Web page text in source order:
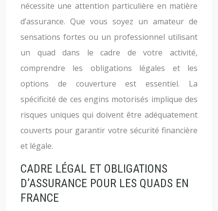
nécessite une attention particulière en matière
d’assurance. Que vous soyez un amateur de
sensations fortes ou un professionnel utilisant
un quad dans le cadre de votre activité,
comprendre les obligations légales et les
options de couverture est essentiel. La
spécificité de ces engins motorisés implique des
risques uniques qui doivent être adéquatement
couverts pour garantir votre sécurité financière
et légale.
CADRE LÉGAL ET OBLIGATIONS
D’ASSURANCE POUR LES QUADS EN
FRANCE